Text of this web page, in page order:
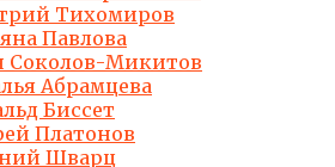
Тихомиров
Павлова
Соколов-Микитов
Абрамцева
Биссет
Платонов
Шварц